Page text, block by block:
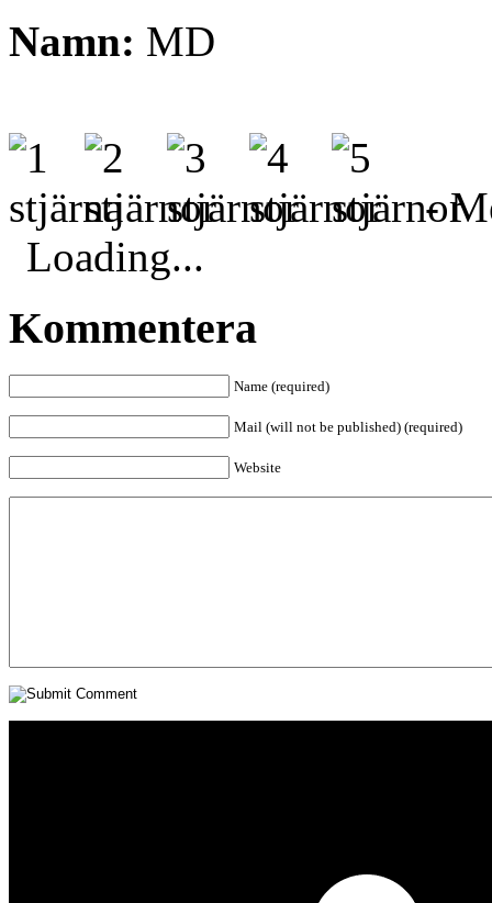
Namn: MD
-
Loading...
Kommentera
Name (required)
Mail (will not be published) (required)
Website